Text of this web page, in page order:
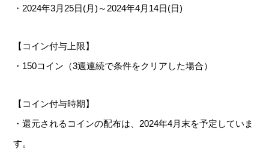
・2024年3月25日(月)～2024年4月14日(日)
‍【コイン付与上限】
・150コイン（3週連続で条件をクリアした場合）
‍【コイン付与時期】
・還元されるコインの配布は、2024年4月末を予定していま
す。